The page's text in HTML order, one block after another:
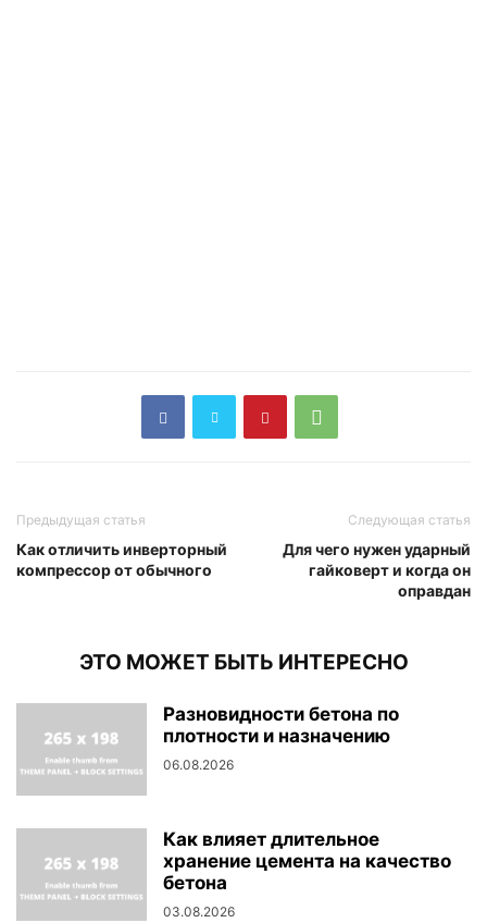
Предыдущая статья
Как отличить инверторный
компрессор от обычного
Следующая статья
Для чего нужен ударный
гайковерт и когда он
оправдан
ЭТО МОЖЕТ БЫТЬ ИНТЕРЕСНО
Разновидности бетона по
плотности и назначению
06.08.2026
Как влияет длительное
хранение цемента на качество
бетона
03.08.2026